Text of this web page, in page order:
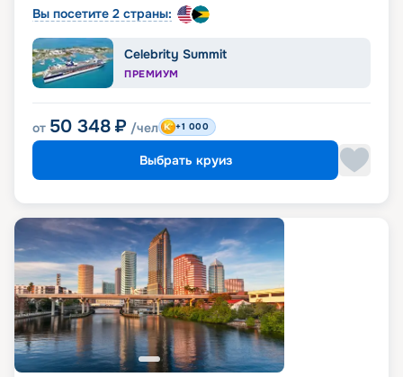
Вы посетите 2 страны:
Celebrity Summit
ПРЕМИУМ
от 50 348 ₽ /чел +1 000
Выбрать круиз